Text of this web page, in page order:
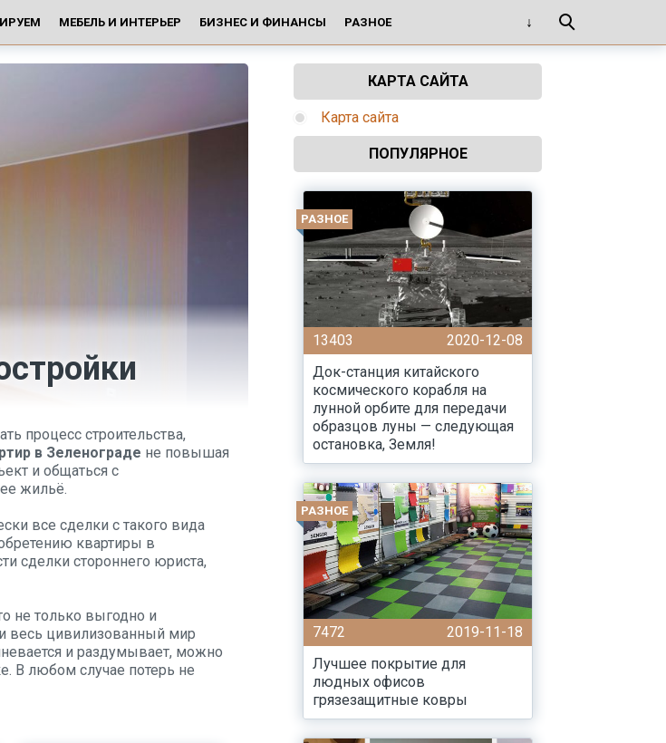
МЕБЕЛЬ И ИНТЕРЬЕР БИЗНЕС И ФИНАНСЫ РАЗНОЕ
процесс строительства,
в Зеленограде не повышая
и общаться с
жильё.
все сделки с такого вида
квартиры в
сделки стороннего юриста,
не только выгодно и
весь цивилизованный мир
и раздумывает, можно
В любом случае потерь не
КАРТА САЙТА
Карта сайта
ПОПУЛЯРНОЕ
РАЗНОЕ
13403
2020-12-08
Док-станция китайского
космического корабля на
лунной орбите для передачи
образцов луны — следующая
остановка, Земля!
РАЗНОЕ
7472
2019-11-18
Лучшее покрытие для
людных офисов
грязезащитные ковры